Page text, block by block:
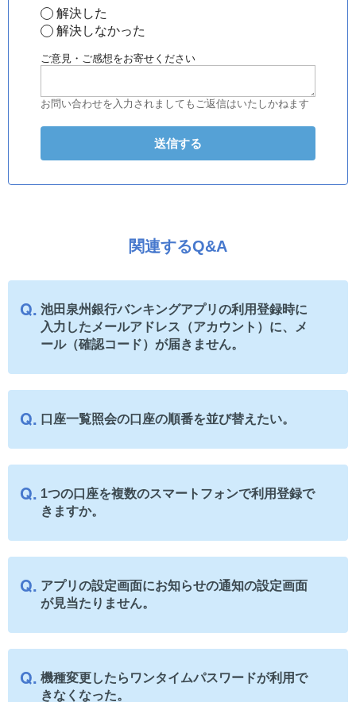
解決した
解決しなかった
ご意見・ご感想をお寄せください
お問い合わせを入力されましてもご返信はいたしかねます
関連するQ&A
池田泉州銀行バンキングアプリの利用登録時に
入力したメールアドレス（アカウント）に、メ
ール（確認コード）が届きません。
口座一覧照会の口座の順番を並び替えたい。
1つの口座を複数のスマートフォンで利用登録で
きますか。
アプリの設定画面にお知らせの通知の設定画面
が見当たりません。
機種変更したらワンタイムパスワードが利用で
きなくなった。